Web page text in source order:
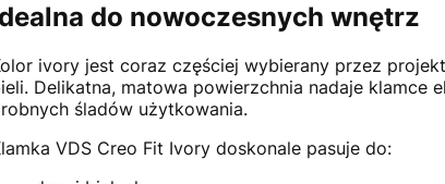
do nowoczesnych wnętrz
ivory jest coraz częściej wybierany przez
Delikatna, matowa powierzchnia nadaje
śladów użytkowania.
VDS Creo Fit Ivory doskonale pasuje do: